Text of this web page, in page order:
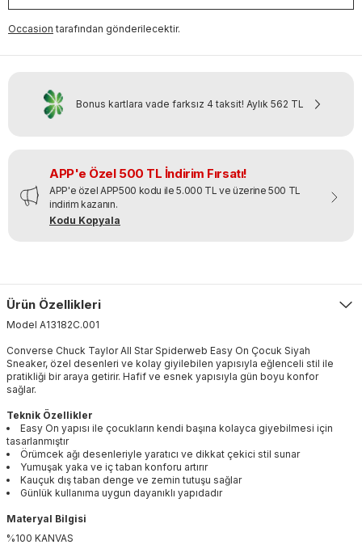
Occasion tarafından gönderilecektir.
Bonus kartlara vade farksız 4 taksit! Aylık 562 TL
APP'e Özel 500 TL İndirim Fırsatı!
APP'e özel APP500 kodu ile 5.000 TL ve üzerine 500 TL
indirim kazanın.
Kodu Kopyala
Ürün Özellikleri
Model A13182C.001
Converse Chuck Taylor All Star Spiderweb Easy On Çocuk Siyah
Sneaker, özel desenleri ve kolay giyilebilen yapısıyla eğlenceli stil ile
pratikliği bir araya getirir. Hafif ve esnek yapısıyla gün boyu konfor
sağlar.
Teknik Özellikler
Easy On yapısı ile çocukların kendi başına kolayca giyebilmesi için
tasarlanmıştır
Örümcek ağı desenleriyle yaratıcı ve dikkat çekici stil sunar
Yumuşak yaka ve iç taban konforu artırır
Kauçuk dış taban denge ve zemin tutuşu sağlar
Günlük kullanıma uygun dayanıklı yapıdadır
Materyal Bilgisi
%100 KANVAS